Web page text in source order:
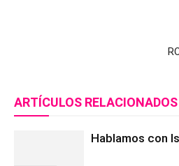
ARTÍCULOS RELACIONADOS
Hablamos con